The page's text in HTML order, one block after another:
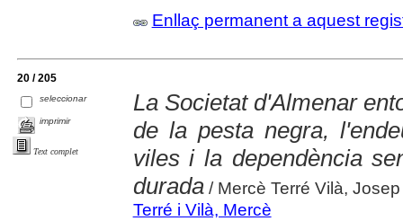
Enllaç permanent a aquest
20 / 205
seleccionar
imprimir
Text complet
La Societat d'Almenar
de la pesta negra,
viles i la dependència
durada/ Mercè Terré Vilà,
Terré i Vilà, Mercè